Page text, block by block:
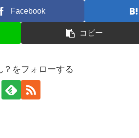
Facebook
コピー
？をフォローする